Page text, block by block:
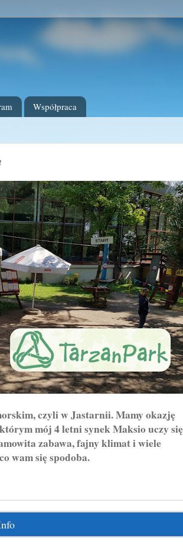
Współpraca
czyli w Jastarnii. Mamy okazję
mój 4 letni synek Maksio uczy się
zabawa, fajny klimat i wiele
wam się spodoba.